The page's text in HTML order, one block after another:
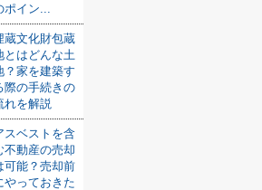
ポイン...
蔵文化財包蔵
とはどんな土
？家を建築す
際の手続きの
れを解説
スベストを含
不動産の売却
可能？売却前
やっておきた